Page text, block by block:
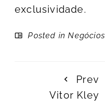
exclusividade.
Posted inNegócios
Prev
Vitor Kley